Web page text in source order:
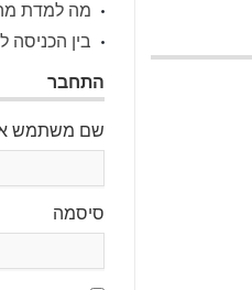
מה למדת
בין הכניסה
התחבר
שם משתמש או
סיסמה